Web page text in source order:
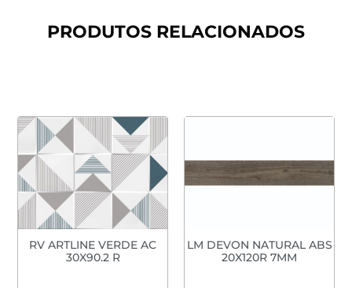
PRODUTOS RELACIONADOS
RV ARTLINE VERDE AC
30X90.2 R
LM DEVON NATURAL ABS
20X120R 7MM